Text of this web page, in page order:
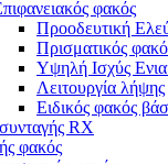
φακός
Προοδευτική
Πρισματικός
Υψηλή Ισχύς
Λειτουργία λήψης
Ειδικός φακός
RX
φακός